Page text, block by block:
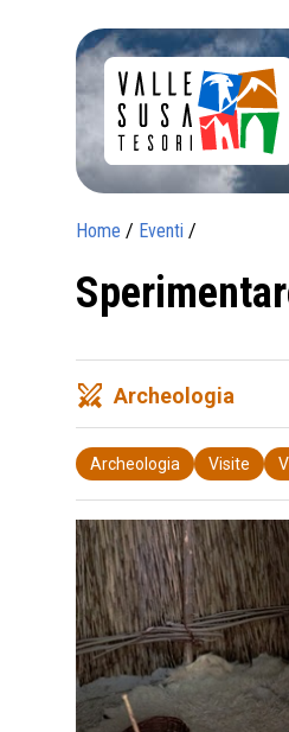
Home / Eventi /
swords Archeologia
Archeologia Visite